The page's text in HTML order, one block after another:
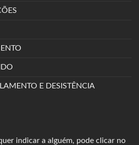
E DESISTÊNCIA
indicar a alguém, pode clicar no